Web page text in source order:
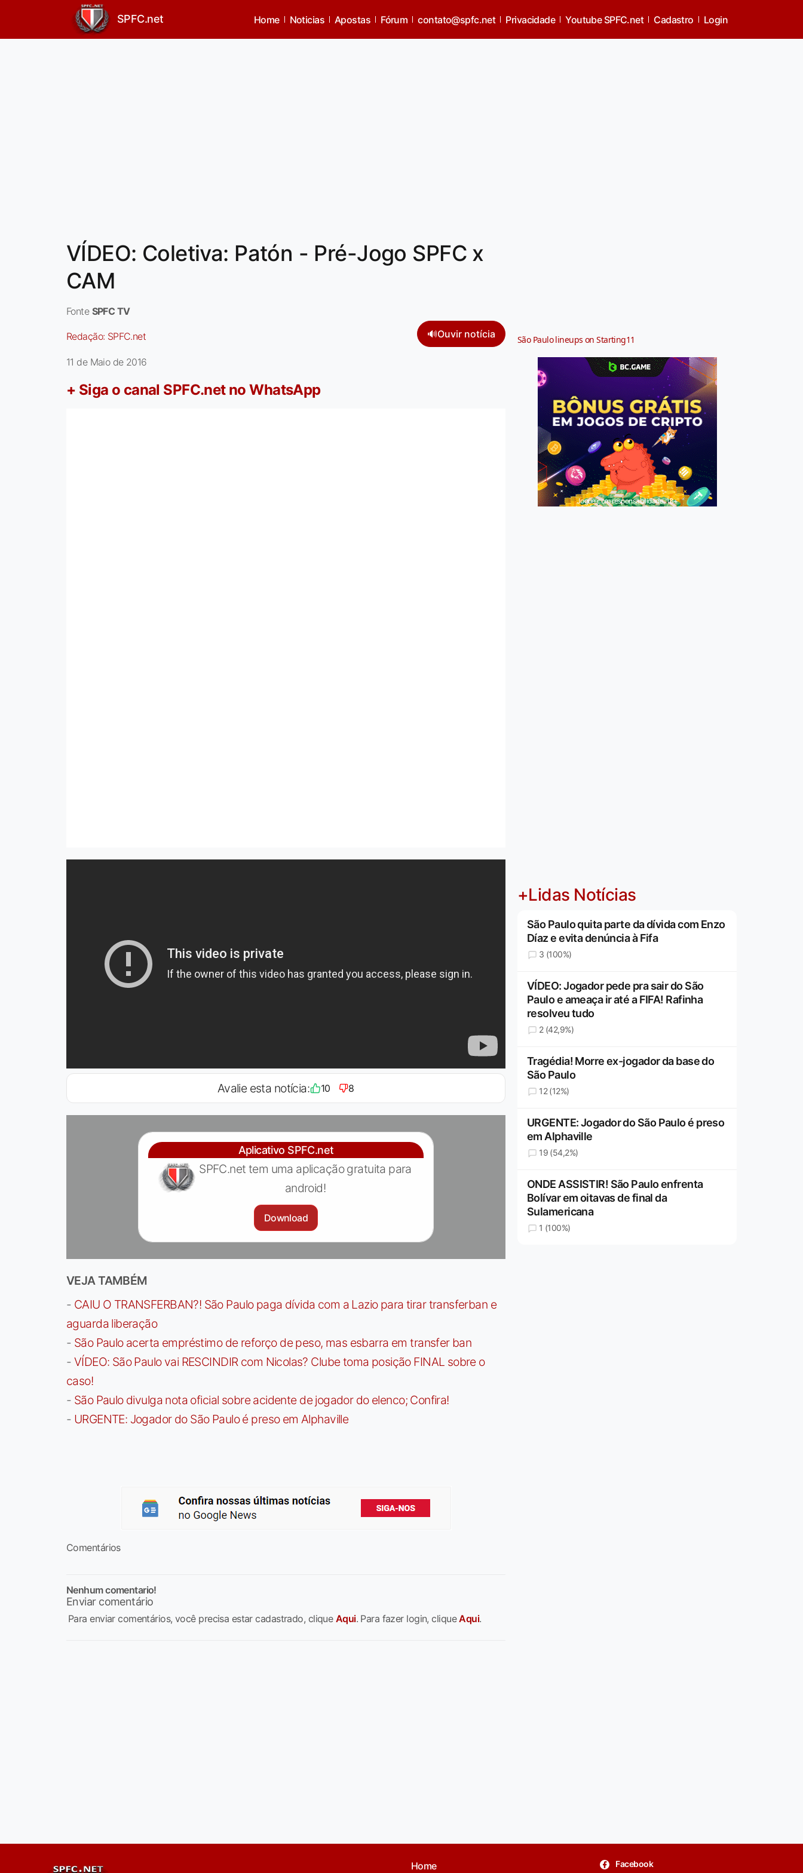
SPFC.net Home Noticias Apostas Fórum contato@spfc.net Privacidade Youtube SPFC.net Cadastro Login
VÍDEO: Coletiva: Patón - Pré-Jogo SPFC x
CAM
Fonte SPFC TV
Redação: SPFC.net 🔊Ouvir notícia
11 de Maio de 2016
+ Siga o canal SPFC.net no WhatsApp
Avalie esta notícia: 10 8
Aplicativo SPFC.net
SPFC.net tem uma aplicação gratuita para
android!
Download
VEJA TAMBÉM
- CAIU O TRANSFERBAN?! São Paulo paga dívida com a Lazio para tirar transferban e
aguarda liberação
- São Paulo acerta empréstimo de reforço de peso, mas esbarra em transfer ban
- VÍDEO: São Paulo vai RESCINDIR com Nicolas? Clube toma posição FINAL sobre o
caso!
- São Paulo divulga nota oficial sobre acidente de jogador do elenco; Confira!
- URGENTE: Jogador do São Paulo é preso em Alphaville
Comentários
Nenhum comentario!
Enviar comentário
Para enviar comentários, você precisa estar cadastrado, clique Aqui. Para fazer login, cliqueAqui.
São Paulo lineups on Starting11
Jogue com responsabilidade. 18+
+Lidas Notícias
São Paulo quita parte da dívida com Enzo
Díaz e evita denúncia à Fifa
3 (100%)
VÍDEO: Jogador pede pra sair do São
Paulo e ameaça ir até a FIFA! Rafinha
resolveu tudo
2 (42,9%)
Tragédia! Morre ex-jogador da base do
São Paulo
12 (12%)
URGENTE: Jogador do São Paulo é preso
em Alphaville
19 (54,2%)
ONDE ASSISTIR! São Paulo enfrenta
Bolívar em oitavas de final da
Sulamericana
1 (100%)
Home Facebook